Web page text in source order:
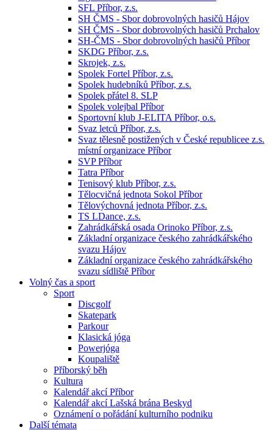
SFL Příbor, z.s.
SH ČMS - Sbor dobrovolných hasičů Hájov
SH ČMS - Sbor dobrovolných hasičů Prchalov
SH-ČMS - Sbor dobrovolných hasičů Příbor
SKDG Příbor, z.s.
Skrojek, z.s.
Spolek Fortel Příbor, z.s.
Spolek hudebníků Příbor, z.s.
Spolek přátel 8. SLP
Spolek volejbal Příbor
Sportovní klub J-ELITA Příbor, o.s.
Svaz letců Příbor, z.s.
Svaz tělesně postižených v České republicee z.s.
místní organizace Příbor
SVP Příbor
Tatra Příbor
Tenisový klub Příbor, z.s.
Tělocvičná jednota Sokol Příbor
Tělovýchovná jednota Příbor, z.s.
TS LDance, z.s.
Zahrádkářská osada Orinoko Příbor, z.s.
Základní organizace českého zahrádkářského
svazu Hájov
Základní organizace českého zahrádkářského
svazu sídliště Příbor
Volný čas a sport
Sport
Discgolf
Skatepark
Parkour
Klasická jóga
Powerjóga
Koupaliště
Příborský běh
Kultura
Kalendář akcí Příbor
Kalendář akcí Lašská brána Beskyd
Oznámení o pořádání kulturního podniku
Další témata